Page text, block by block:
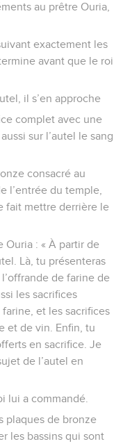
au prêtre Ouria,
exactement les
avant que le roi
il s’en approche
complet avec une
sur l’autel le sang
consacré au
l’entrée du temple,
fait mettre derrière le
Ouria : « À partir de
Là, tu présenteras
de farine de
les sacrifices
et les sacrifices
et de vin. Enfin, tu
en sacrifice. Je
de l’autel en
lui a commandé.
plaques de bronze
les bassins qui sont